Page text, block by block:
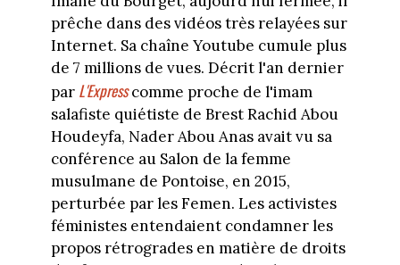
prêche dans des vidéos très relayées sur
Internet. Sa chaîne Youtube cumule plus
de 7 millions de vues. Décrit l'an dernier
par L'Expresscomme proche de l'imam
salafiste quiétiste de Brest Rachid Abou
Houdeyfa, Nader Abou Anas avait vu sa
conférence au Salon de la femme
musulmane de Pontoise, en 2015,
perturbée par les Femen. Les activistes
féministes entendaient condamner les
propos rétrogrades en matière de droits